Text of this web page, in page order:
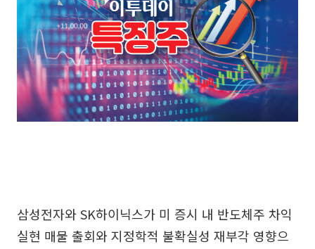
삼성전자와 SK하이닉스가 미 증시 내 반도체주 차익
실현 매물 출회와 지정학적 불확실성 재부각 영향으